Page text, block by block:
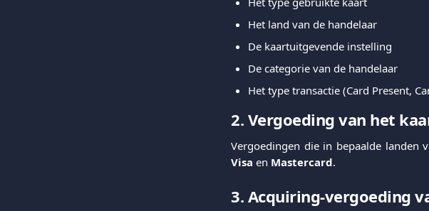
Het land van de handelaar
De kaartuitgevende instelling
De categorie van de handelaar
Het type transactie (Card Present,
2. Vergoeding van het
Vergoedingen die in bepaalde landen
Visa en Mastercard.
3. Acquiring-vergoeding